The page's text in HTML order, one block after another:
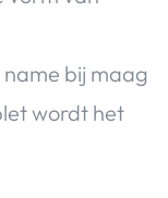
bij maag
wordt het